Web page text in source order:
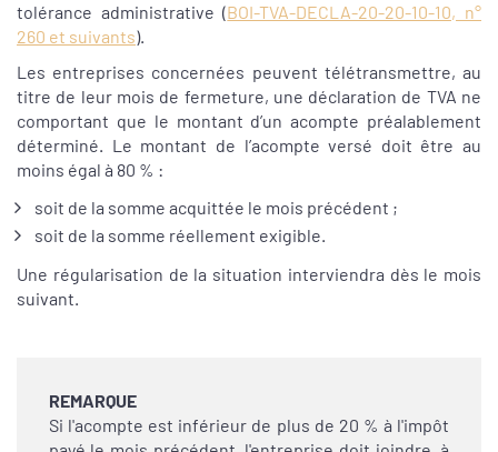
tolérance administrative (BOI-TVA-DECLA-20-20-10-10, n°
260 et suivants).
Les entreprises concernées peuvent télétransmettre, au
titre de leur mois de fermeture, une déclaration de TVA ne
comportant que le montant d’un acompte préalablement
déterminé. Le montant de l’acompte versé doit être au
moins égal à 80 % :
soit de la somme acquittée le mois précédent ;
soit de la somme réellement exigible.
Une régularisation de la situation interviendra dès le mois
suivant.
REMARQUE
Si l'acompte est inférieur de plus de 20 % à l'impôt